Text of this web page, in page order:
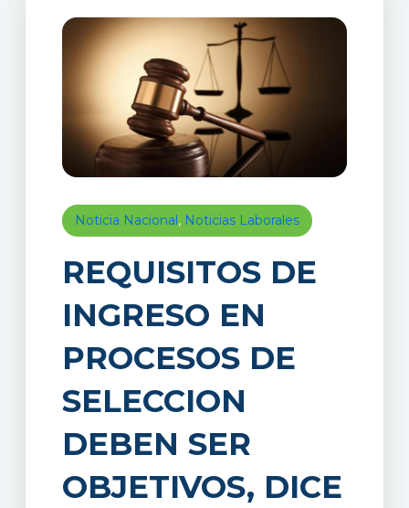
Noticia Nacional , Noticias Laborales
REQUISITOS DE
INGRESO EN
PROCESOS DE
SELECCION
DEBEN SER
OBJETIVOS, DICE